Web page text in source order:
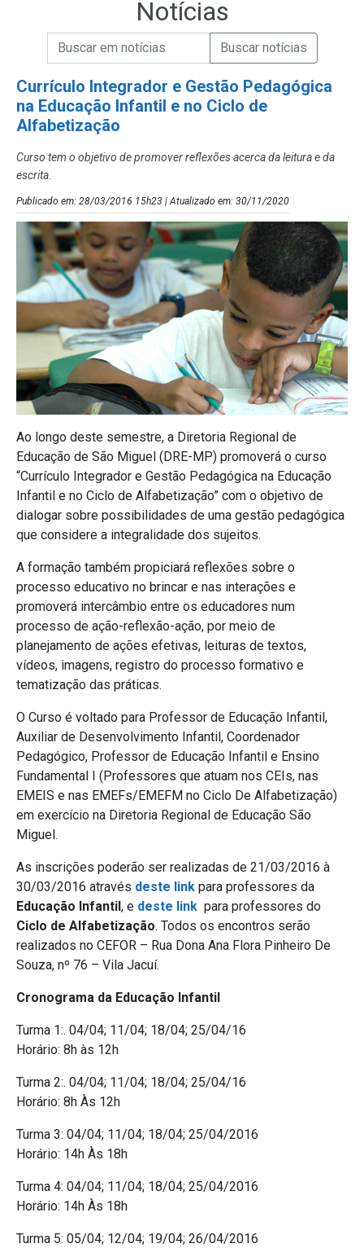
Notícias
Campo de Busca de Notícias
Campo de Busca de informaçõesEnviar a Busca de Notícias
Currículo Integrador e Gestão Pedagógica
na Educação Infantil e no Ciclo de
Alfabetização
Curso tem o objetivo de promover reflexões acerca da leitura e da
escrita.
Publicado em: 28/03/2016 15h23 | Atualizado em: 30/11/2020
Ao longo deste semestre, a Diretoria Regional de
Educação de São Miguel (DRE-MP) promoverá o curso
“Currículo Integrador e Gestão Pedagógica na Educação
Infantil e no Ciclo de Alfabetização” com o objetivo de
dialogar sobre possibilidades de uma gestão pedagógica
que considere a integralidade dos sujeitos.
A formação também propiciará reflexões sobre o
processo educativo no brincar e nas interações e
promoverá intercâmbio entre os educadores num
processo de ação-reflexão-ação, por meio de
planejamento de ações efetivas, leituras de textos,
vídeos, imagens, registro do processo formativo e
tematização das práticas.
O Curso é voltado para Professor de Educação Infantil,
Auxiliar de Desenvolvimento Infantil, Coordenador
Pedagógico, Professor de Educação Infantil e Ensino
Fundamental I (Professores que atuam nos CEIs, nas
EMEIS e nas EMEFs/EMEFM no Ciclo De Alfabetização)
em exercício na Diretoria Regional de Educação São
Miguel.
As inscrições poderão ser realizadas de 21/03/2016 à
30/03/2016 através deste link para professores da
Educação Infantil, e deste link para professores do
Ciclo de Alfabetização. Todos os encontros serão
realizados no CEFOR – Rua Dona Ana Flora Pinheiro De
Souza, nº 76 – Vila Jacuí.
Cronograma da Educação Infantil
Turma 1:. 04/04; 11/04; 18/04; 25/04/16
Horário: 8h às 12h
Turma 2:. 04/04; 11/04; 18/04; 25/04/16
Horário: 8h Às 12h
Turma 3: 04/04; 11/04; 18/04; 25/04/2016
Horário: 14h Às 18h
Turma 4: 04/04; 11/04; 18/04; 25/04/2016
Horário: 14h Às 18h
Turma 5: 05/04; 12/04; 19/04; 26/04/2016